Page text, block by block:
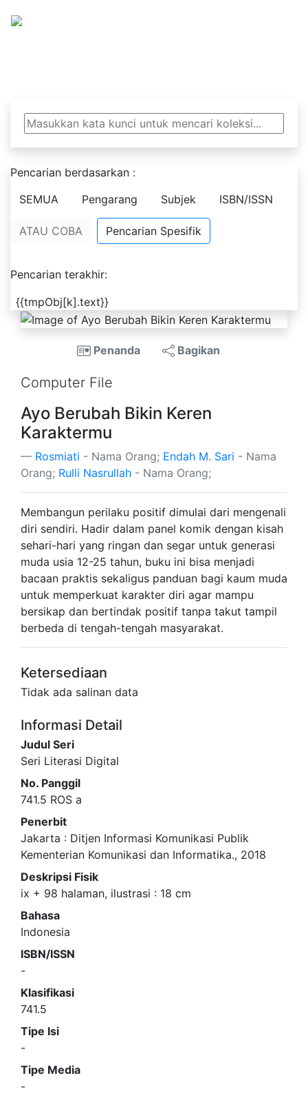
Pencarian berdasarkan :
SEMUA
Pengarang Subjek ISBN/ISSN
ATAU COBA Pencarian Spesifik
Pencarian terakhir:
{{tmpObj[k].text}}
Penanda Bagikan
Computer File
Ayo Berubah Bikin Keren
Karaktermu
Rosmiati - Nama Orang; Endah M. Sari - Nama
Orang; Rulli Nasrullah - Nama Orang;
Membangun perilaku positif dimulai dari mengenali
diri sendiri. Hadir dalam panel komik dengan kisah
sehari-hari yang ringan dan segar untuk generasi
muda usia 12-25 tahun, buku ini bisa menjadi
bacaan praktis sekaligus panduan bagi kaum muda
untuk memperkuat karakter diri agar mampu
bersikap dan bertindak positif tanpa takut tampil
berbeda di tengah-tengah masyarakat.
Ketersediaan
Tidak ada salinan data
Informasi Detail
Judul Seri
Seri Literasi Digital
No. Panggil
741.5 ROS a
Penerbit
Jakarta : Ditjen Informasi Komunikasi Publik
Kementerian Komunikasi dan Informatika., 2018
Deskripsi Fisik
ix + 98 halaman, ilustrasi : 18 cm
Bahasa
Indonesia
ISBN/ISSN
-
Klasifikasi
741.5
Tipe Isi
-
Tipe Media
-